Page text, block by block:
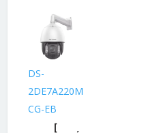
Detección
Visión
Nocturna
DS-
2DE7A220M
CG-EB
[